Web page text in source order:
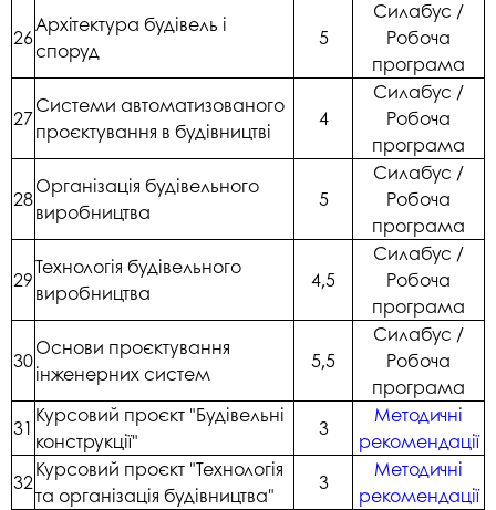
26
Архітектура будівель і
споруд
5
Силабус /
Робоча
програма
27
Системи автоматизованого
проєктування в будівництві
4
Силабус /
Робоча
програма
28
Організація будівельного
виробництва
5
Силабус /
Робоча
програма
29
Технологія будівельного
виробництва
4,5
Силабус /
Робоча
програма
30
Основи проєктування
інженерних систем
5,5
Силабус /
Робоча
програма
31
Курсовий проєкт "Будівельні
конструкції"
3
Методичні
рекомендації
32
Курсовий проєкт "Технологія
та організація будівництва"
3
Методичні
рекомендації